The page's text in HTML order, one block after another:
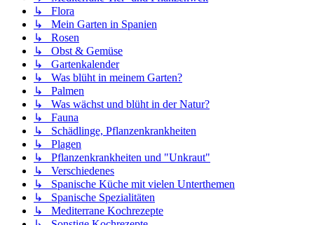
↳ Flora
↳ Mein Garten in Spanien
↳ Rosen
↳ Obst & Gemüse
↳ Gartenkalender
↳ Was blüht in meinem Garten?
↳ Palmen
↳ Was wächst und blüht in der Natur?
↳ Fauna
↳ Schädlinge, Pflanzenkrankheiten
↳ Plagen
↳ Pflanzenkrankheiten und "Unkraut"
↳ Verschiedenes
↳ Spanische Küche mit vielen Unterthemen
↳ Spanische Spezialitäten
↳ Mediterrane Kochrezepte